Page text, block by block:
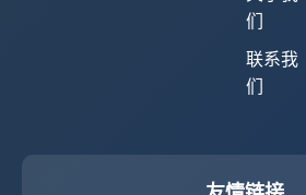
们
联系我
们